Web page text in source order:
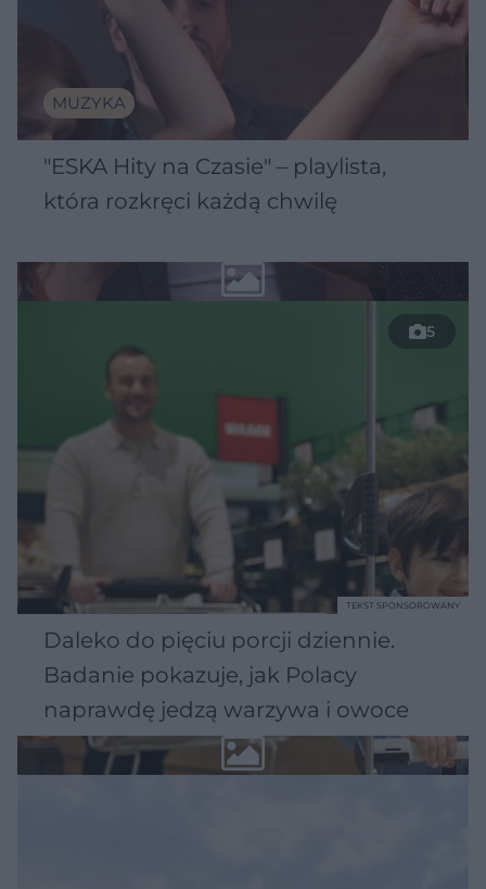
MUZYKA
"ESKA Hity na Czasie" – playlista,
która rozkręci każdą chwilę
5
Daleko do pięciu porcji dziennie.
Badanie pokazuje, jak Polacy
naprawdę jedzą warzywa i owoce
TEKST SPONSOROWANY